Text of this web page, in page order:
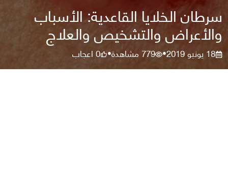
سرطان الخلايا القاعدية: الأسباب
والأعراض والتشخيص والعلاج
18 يونيو 2019 •
779مشاهدة•
0اعجاب